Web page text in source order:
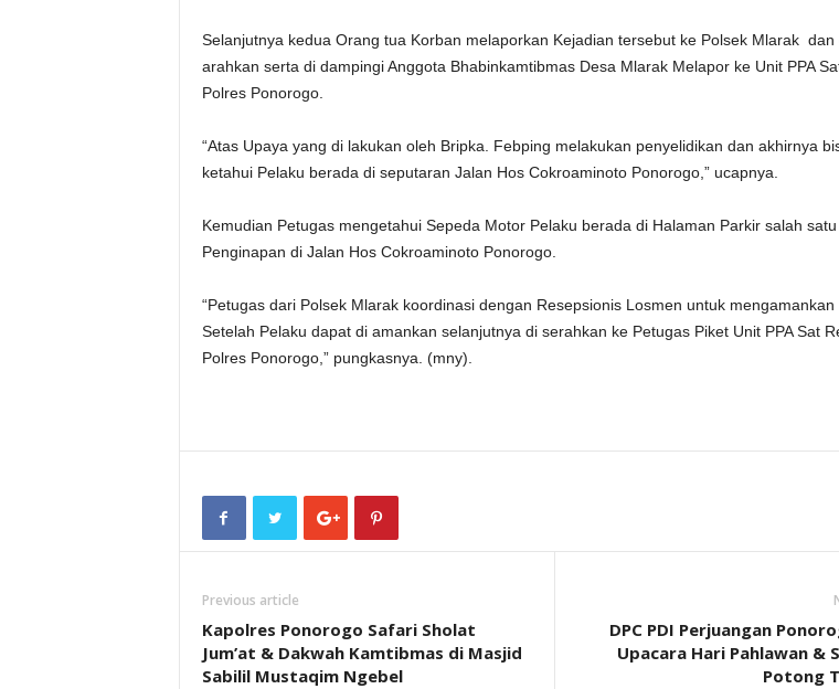
Selanjutnya kedua Orang tua Korban melaporkan Kejadian tersebut ke Polsek Mlarak dan
arahkan serta di dampingi Anggota Bhabinkamtibmas Desa Mlarak Melapor ke Unit PPA
Polres Ponorogo.
“Atas Upaya yang di lakukan oleh Bripka. Febping melakukan penyelidikan dan akhirnya
ketahui Pelaku berada di seputaran Jalan Hos Cokroaminoto Ponorogo,” ucapnya.
Kemudian Petugas mengetahui Sepeda Motor Pelaku berada di Halaman Parkir salah
Penginapan di Jalan Hos Cokroaminoto Ponorogo.
“Petugas dari Polsek Mlarak koordinasi dengan Resepsionis Losmen untuk mengamankan
Setelah Pelaku dapat di amankan selanjutnya di serahkan ke Petugas Piket Unit PPA Sat
Polres Ponorogo,” pungkasnya. (mny).
Previous article
Kapolres Ponorogo Safari Sholat
Jum’at & Dakwah Kamtibmas di Masjid
Sabilil Mustaqim Ngebel
DPC PDI Perjuangan
Upacara Hari Pahlawan &
Potong